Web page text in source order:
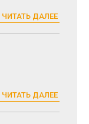
ЧИТАТЬ ДАЛЕЕ
ЧИТАТЬ ДАЛЕЕ